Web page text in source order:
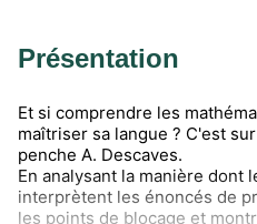
Présentation
Et si comprendre les
maîtriser sa langue ? C'est
penche A. Descaves.
En analysant la manière dont
interprètent les énoncés de
les points de blocage et